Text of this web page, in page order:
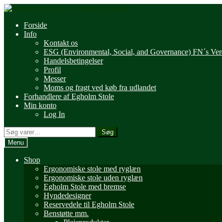
Spring
navigation
Spring
indholdForside
Info
Kontakt os
ESG (Environmental, Social, and Governance) FN´s
Handelsbetingelser
Profil
Messer
Moms og fragt ved køb fra udlandet
Forhandlere af Egholm Stole
Min konto
Log In
Søg
efter:
Søg
Menu
Shop
Ergonomiske stole med ryglæn
Ergonomiske stole uden ryglæn
Egholm Stole med bremse
Hyndedesigner
Reservedele til Egholm Stole
Benstøtte mm.